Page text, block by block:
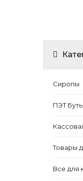
Сиропы
ПЭТ
Товары
Все для